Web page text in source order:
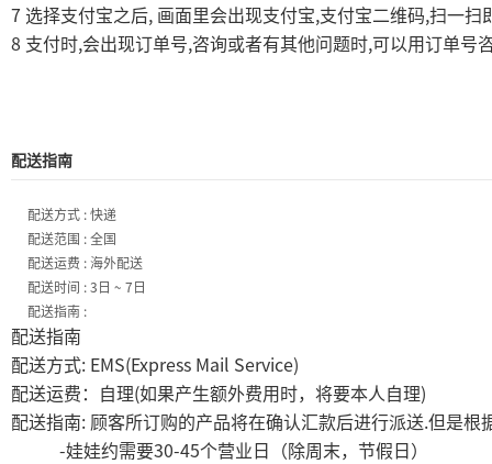
7 选择支付宝之后, 画面里会出现支付宝,支付宝二维码,扫一扫
8 支付时,会出现订单号,咨询或者有其他问题时,可以用订单号
配送指南
配送方式 : 快递
配送范围 : 全国
配送运费 : 海外配送
配送时间 : 3日 ~ 7日
配送指南 :
配送指南
配送方式: EMS(Express Mail Service)
配送运费：自理(如果产生额外费用时，将要本人自理)
配送指南: 顾客所订购的产品将在确认汇款后进行派送.但是根
-娃娃约需要30-45个营业日（除周末，节假日）